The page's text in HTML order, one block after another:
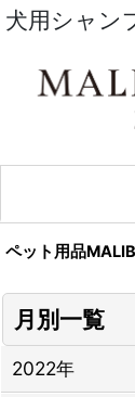
犬用シャン
ペット用品
月別一覧
2022年